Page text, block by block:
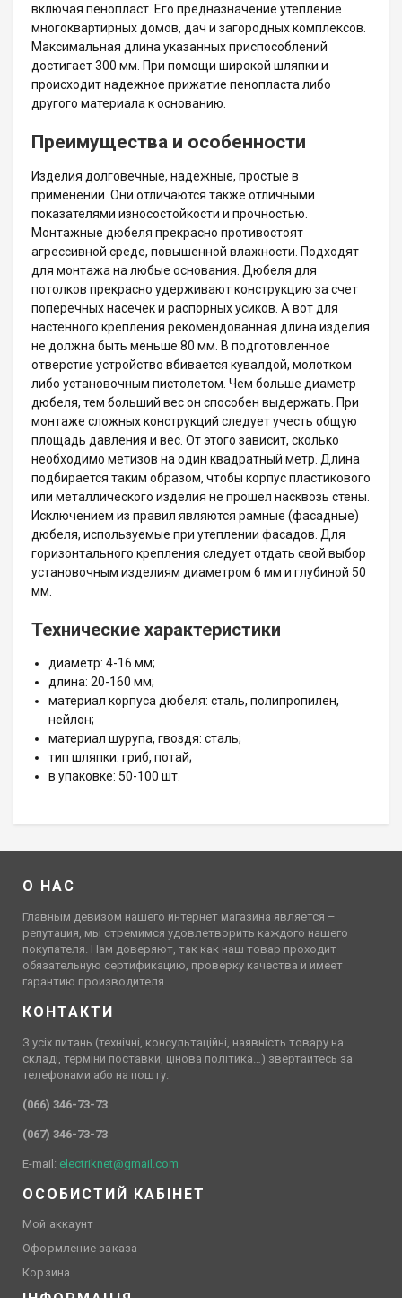
включая пенопласт. Его предназначение утепление
многоквартирных домов, дач и загородных комплексов.
Максимальная длина указанных приспособлений
достигает 300 мм. При помощи широкой шляпки и
происходит надежное прижатие пенопласта либо
другого материала к основанию.
Преимущества и особенности
Изделия долговечные, надежные, простые в
применении. Они отличаются также отличными
показателями износостойкости и прочностью.
Монтажные дюбеля прекрасно противостоят
агрессивной среде, повышенной влажности. Подходят
для монтажа на любые основания. Дюбеля для
потолков прекрасно удерживают конструкцию за счет
поперечных насечек и распорных усиков. А вот для
настенного крепления рекомендованная длина изделия
не должна быть меньше 80 мм. В подготовленное
отверстие устройство вбивается кувалдой, молотком
либо установочным пистолетом. Чем больше диаметр
дюбеля, тем больший вес он способен выдержать. При
монтаже сложных конструкций следует учесть общую
площадь давления и вес. От этого зависит, сколько
необходимо метизов на один квадратный метр. Длина
подбирается таким образом, чтобы корпус пластикового
или металлического изделия не прошел насквозь стены.
Исключением из правил являются рамные (фасадные)
дюбеля, используемые при утеплении фасадов. Для
горизонтального крепления следует отдать свой выбор
установочным изделиям диаметром 6 мм и глубиной 50
мм.
Технические характеристики
диаметр: 4-16 мм;
длина: 20-160 мм;
материал корпуса дюбеля: сталь, полипропилен,
нейлон;
материал шурупа, гвоздя: сталь;
тип шляпки: гриб, потай;
в упаковке: 50-100 шт.
О НАС
Главным девизом нашего интернет магазина является –
репутация, мы стремимся удовлетворить каждого нашего
покупателя. Нам доверяют, так как наш товар проходит
обязательную сертификацию, проверку качества и имеет
гарантию производителя.
КОНТАКТИ
З усіх питань (технічні, консультаційні, наявність товару на
складі, терміни поставки, цінова політика…) звертайтесь за
телефонами або на пошту:
(066) 346-73-73
(067) 346-73-73
E-mail: electriknet@gmail.com
ОСОБИСТИЙ КАБІНЕТ
Мой аккаунт
Оформление заказа
Корзина